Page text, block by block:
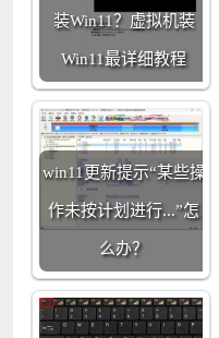
装Win11？虚拟机装
Win11最详细教程
win11更新提示“某些操
作未按计划进行...”怎
么办？